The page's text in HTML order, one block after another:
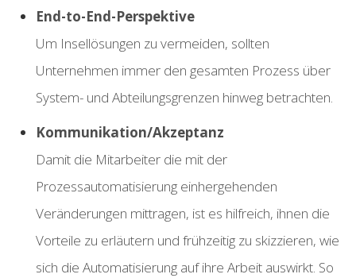
End-to-End-Perspektive
Um Insellösungen zu vermeiden, sollten
Unternehmen immer den gesamten Prozess über
System- und Abteilungsgrenzen hinweg betrachten.
Kommunikation/Akzeptanz
Damit die Mitarbeiter die mit der
Prozessautomatisierung einhergehenden
Veränderungen mittragen, ist es hilfreich, ihnen die
Vorteile zu erläutern und frühzeitig zu skizzieren, wie
sich die Automatisierung auf ihre Arbeit auswirkt. So